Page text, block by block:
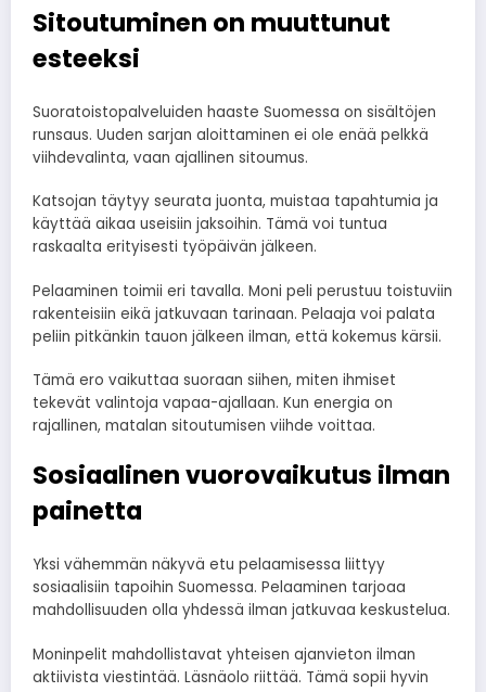
Sitoutuminen on muuttunut
esteeksi
Suoratoistopalveluiden haaste Suomessa on sisältöjen
runsaus. Uuden sarjan aloittaminen ei ole enää pelkkä
viihdevalinta, vaan ajallinen sitoumus.
Katsojan täytyy seurata juonta, muistaa tapahtumia ja
käyttää aikaa useisiin jaksoihin. Tämä voi tuntua
raskaalta erityisesti työpäivän jälkeen.
Pelaaminen toimii eri tavalla. Moni peli perustuu toistuviin
rakenteisiin eikä jatkuvaan tarinaan. Pelaaja voi palata
peliin pitkänkin tauon jälkeen ilman, että kokemus kärsii.
Tämä ero vaikuttaa suoraan siihen, miten ihmiset
tekevät valintoja vapaa-ajallaan. Kun energia on
rajallinen, matalan sitoutumisen viihde voittaa.
Sosiaalinen vuorovaikutus ilman
painetta
Yksi vähemmän näkyvä etu pelaamisessa liittyy
sosiaalisiin tapoihin Suomessa. Pelaaminen tarjoaa
mahdollisuuden olla yhdessä ilman jatkuvaa keskustelua.
Moninpelit mahdollistavat yhteisen ajanvieton ilman
aktiivista viestintää. Läsnäolo riittää. Tämä sopii hyvin